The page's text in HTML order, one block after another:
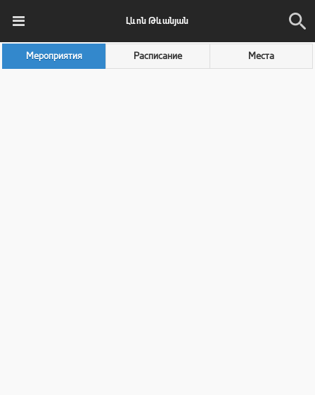
Լևոն Թևանյան
Мероприятия Расписание Места